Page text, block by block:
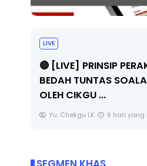
LIVE
🔴 [LIVE] PRINSIP
BEDAH TUNTAS
OLEH CIKGU ...
Yu. Chekgu LK 6 hari yang